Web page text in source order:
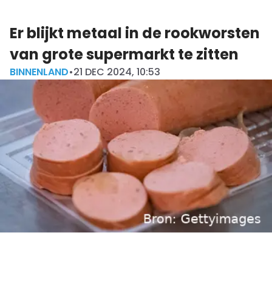
Er blijkt metaal in de rookworsten
van grote supermarkt te zitten
BINNENLAND•21 DEC 2024, 10:53